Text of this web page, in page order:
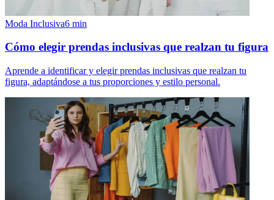
Moda Inclusiva6 min
Cómo elegir prendas inclusivas que realzan tu figura
Aprende a identificar y elegir prendas inclusivas que realzan tu
figura, adaptándose a tus proporciones y estilo personal.